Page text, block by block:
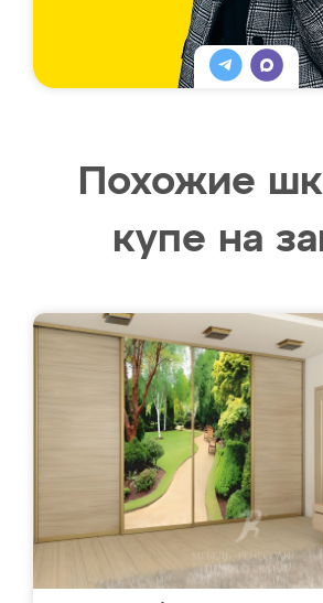
Похожие
купе на